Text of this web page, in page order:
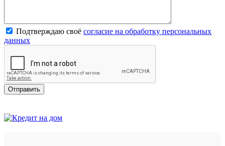
Подтверждаю своё согласие на обработку персональных
данных